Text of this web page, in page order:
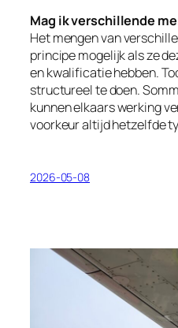
Mag ik verschillende
Het mengen van
principe mogelijk als ze
en kwalificatie hebben.
structureel te doen.
kunnen elkaars werking
voorkeur altijd hetzelfde
2026-05-08